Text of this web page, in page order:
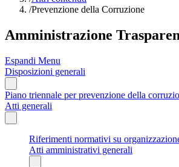
/Prevenzione della Corruzione
Amministrazione
Espandi Menu
Disposizioni generali
Piano triennale per prevenzione della
Atti generali
Riferimenti normativi su
Atti amministrativi generali